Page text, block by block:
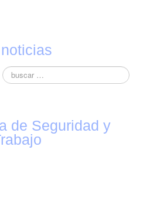
de Seguridad y